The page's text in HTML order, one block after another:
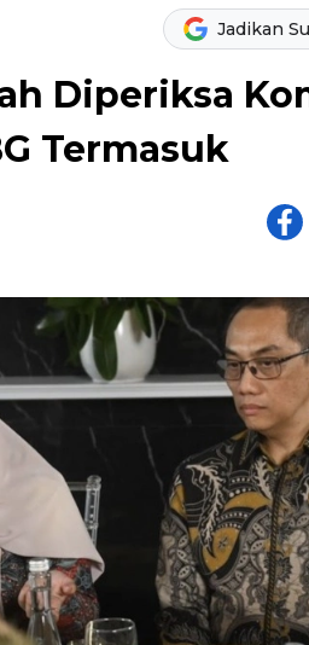
Jadikan
Diperiksa
Termasuk